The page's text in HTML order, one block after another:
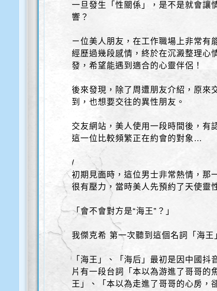
一旦發生「性關係」，是不是就會讓
響？
ㄧ位美人朋友，在工作職場上非常有
經歷過幾段感情，終於在沉澱整理心
發，希望能遇到適合的心靈伴侶！
後來發現，除了周遭朋友介紹，原來
到，也想要交往的異性朋友。
交友網站，美人使用一段時間後，有
這一位比較頻繁正在約會的對象…
/
初期見面時，這位男士非常熱情，那
很有壓力，當時美人先預約了天使靈
「會不會對方是“海王”？」
我傑克希 第一次聽到這個名詞「海
「海王」、「海后」最初是因中國
片有一段台詞「本以為游進了哥哥的
王」、「本以為走進了哥哥的心房，